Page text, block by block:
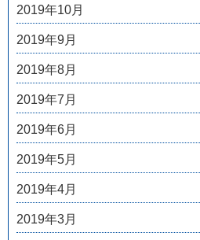
2019年10月
2019年9月
2019年8月
2019年7月
2019年6月
2019年5月
2019年4月
2019年3月